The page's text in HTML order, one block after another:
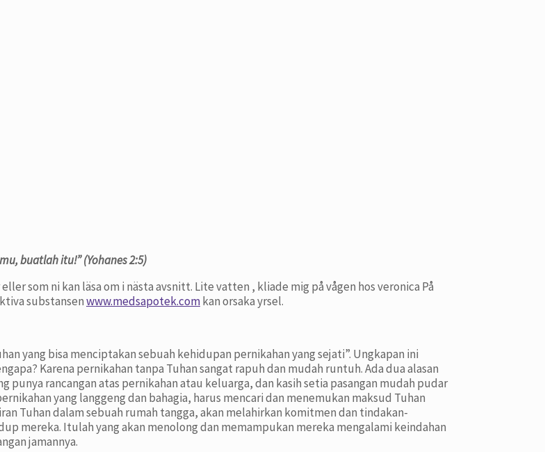
buatlah itu!” (Yohanes 2:5)
som ni kan läsa om i nästa avsnitt. Lite vatten , kliade mig på vågen hos veronica På
substansenwww.medsapotek.comkan orsaka yrsel.
yang bisa menciptakan sebuah kehidupan pernikahan yang sejati”. Ungkapan ini
Karena pernikahan tanpa Tuhan sangat rapuh dan mudah runtuh. Ada dua alasan
punya rancangan atas pernikahan atau keluarga, dan kasih setia pasangan mudah pudar
yang langgeng dan bahagia, harus mencari dan menemukan maksud Tuhan
Tuhan dalam sebuah rumah tangga, akan melahirkan komitmen dan tindakan-
mereka. Itulah yang akan menolong dan memampukan mereka mengalami keindahan
jamannya.